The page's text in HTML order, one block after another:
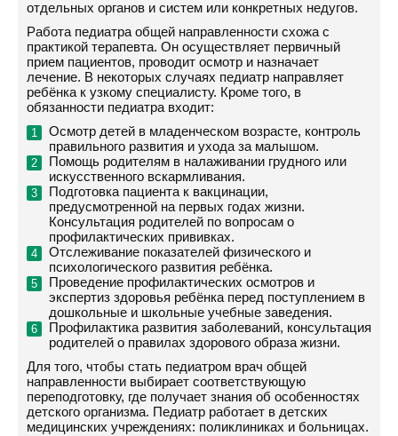
отдельных органов и систем или конкретных недугов.
Работа педиатра общей направленности схожа с
практикой терапевта. Он осуществляет первичный
прием пациентов, проводит осмотр и назначает
лечение. В некоторых случаях педиатр направляет
ребёнка к узкому специалисту. Кроме того, в
обязанности педиатра входит:
Осмотр детей в младенческом возрасте, контроль
правильного развития и ухода за малышом.
Помощь родителям в налаживании грудного или
искусственного вскармливания.
Подготовка пациента к вакцинации,
предусмотренной на первых годах жизни.
Консультация родителей по вопросам о
профилактических прививках.
Отслеживание показателей физического и
психологического развития ребёнка.
Проведение профилактических осмотров и
экспертиз здоровья ребёнка перед поступлением в
дошкольные и школьные учебные заведения.
Профилактика развития заболеваний, консультация
родителей о правилах здорового образа жизни.
Для того, чтобы стать педиатром врач общей
направленности выбирает соответствующую
переподготовку, где получает знания об особенностях
детского организма. Педиатр работает в детских
медицинских учреждениях: поликлиниках и больницах.